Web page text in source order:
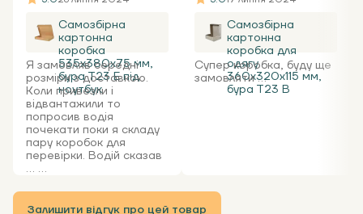
Самозбірна
картонна
коробка
535x380x75 мм,
бура Т23 Е під
ноутбук
Я замовляв середні
розміри з доставкою.
Коли привезли і
відвантажили то
попросив водія
почекати поки я складу
пару коробок для
перевірки. Водій сказав
... ...
Самозбірна
картонна
коробка для
одягу
360х320х115 мм,
бура Т23 В
Супер коробка, буду ще
замовляти ...
Залишити відгук про цей товар